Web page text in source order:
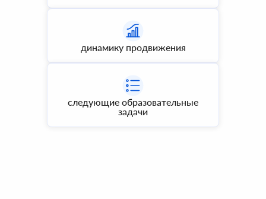
динамику продвижения
следующие образовательные
задачи